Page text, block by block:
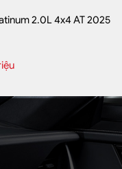
2.0L 4x4 AT 2025